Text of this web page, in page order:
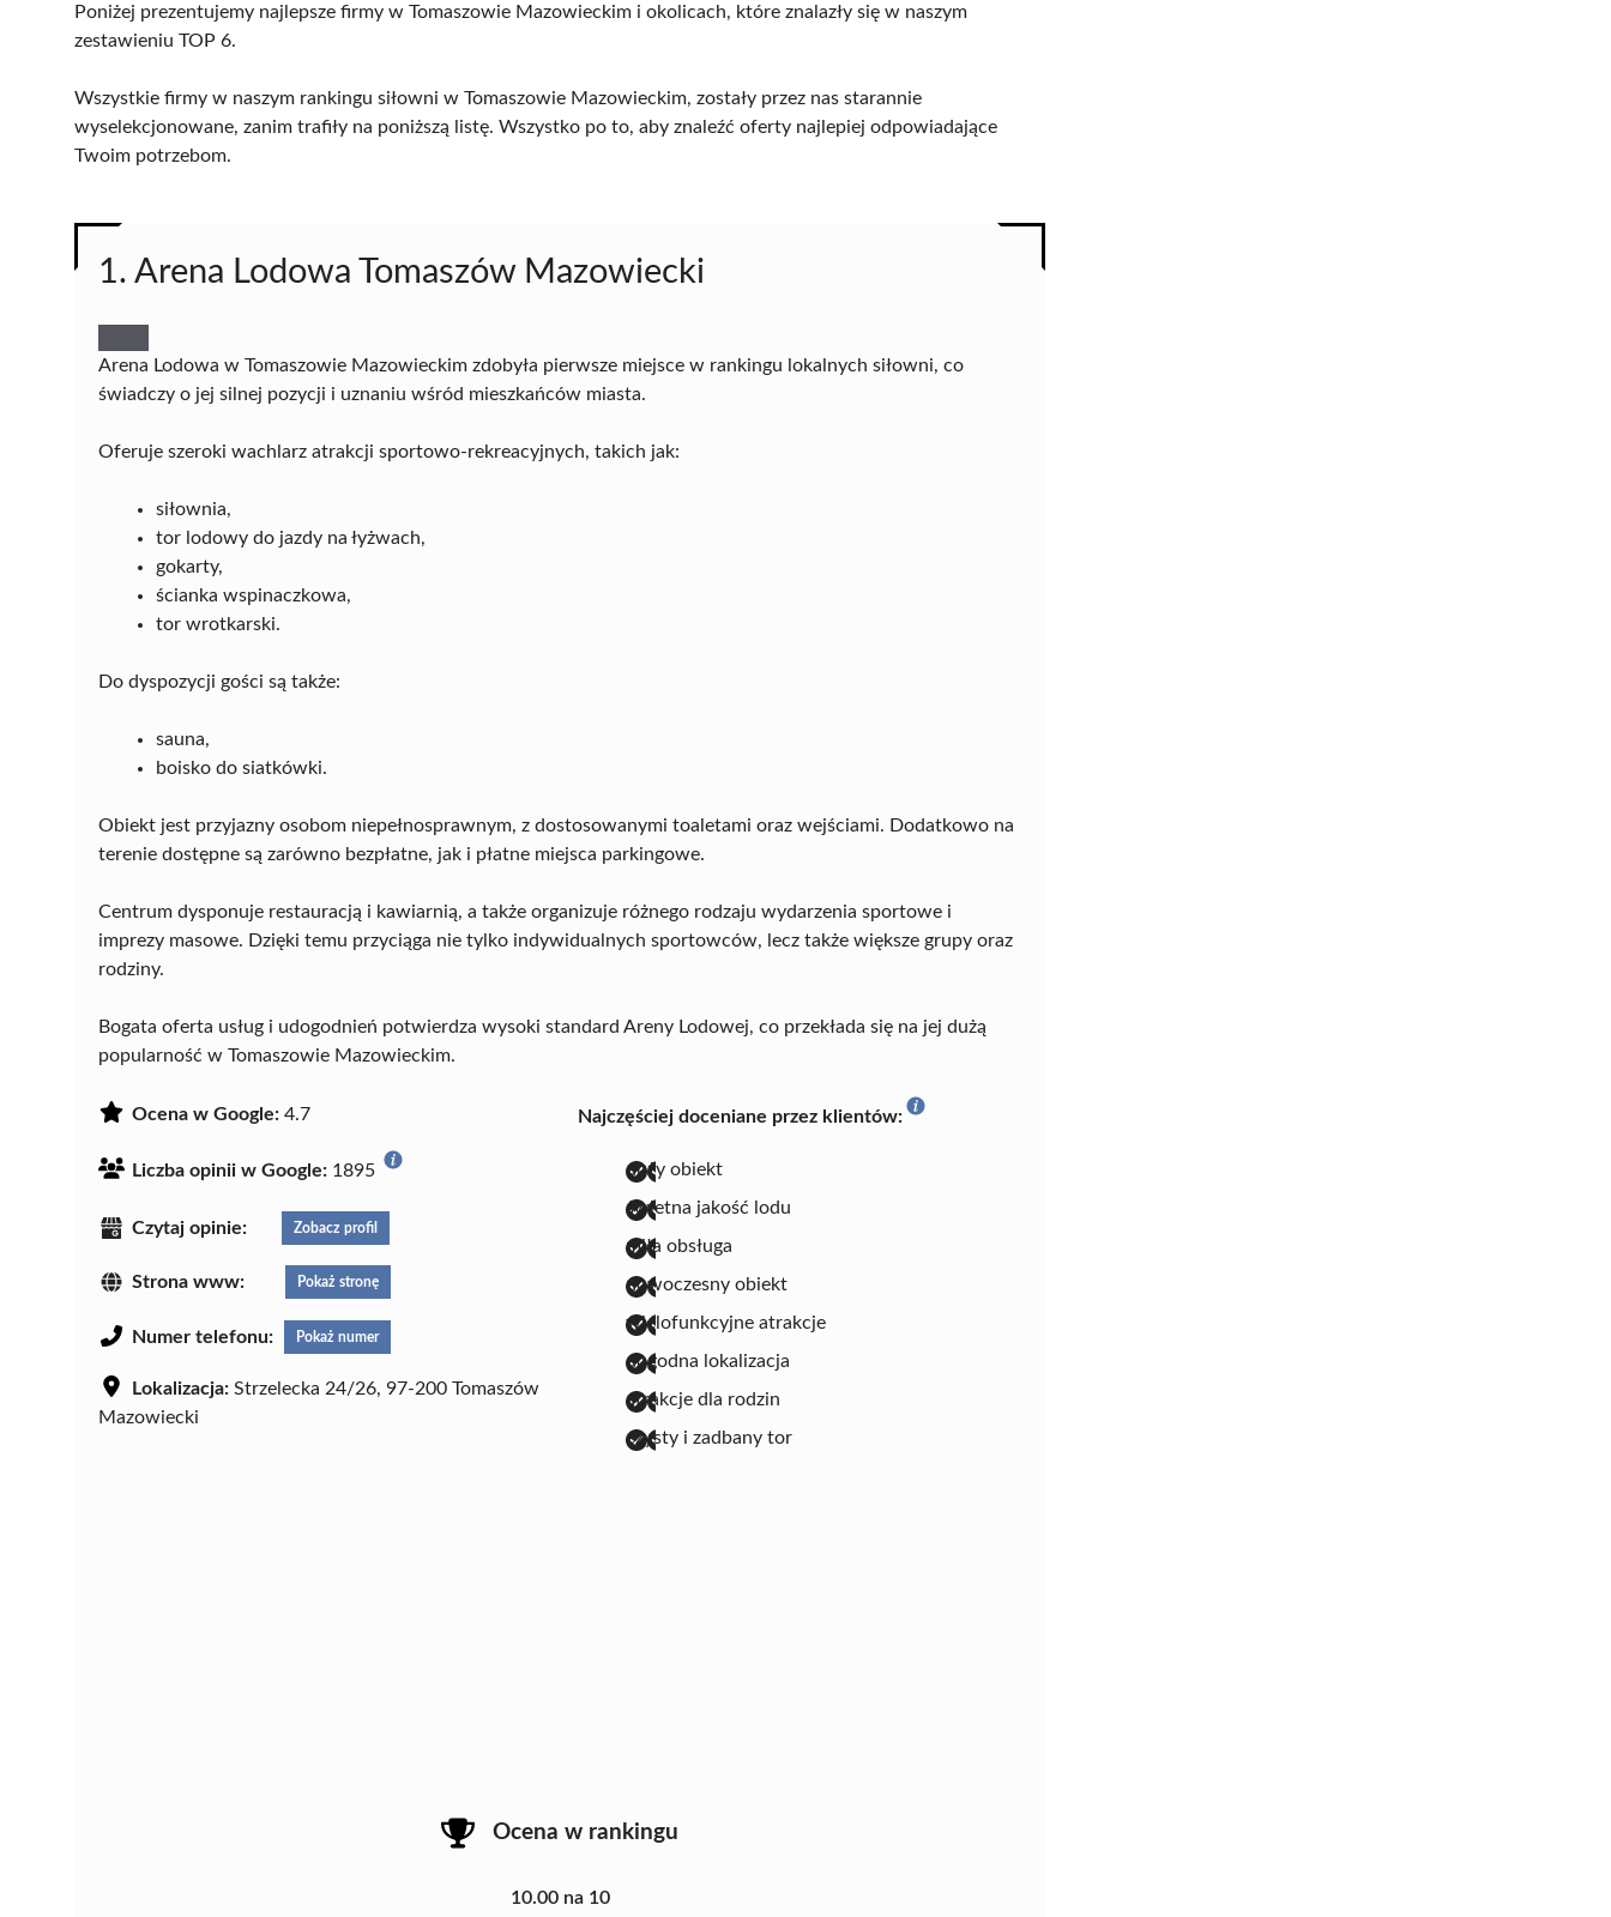
Poniżej prezentujemy najlepsze firmy w Tomaszowie Mazowieckim i okolicach, które znalazły się w naszym
zestawieniu TOP 6.
Wszystkie firmy w naszym rankingu siłowni w Tomaszowie Mazowieckim, zostały przez nas starannie
wyselekcjonowane, zanim trafiły na poniższą listę. Wszystko po to, aby znaleźć oferty najlepiej odpowiadające
Twoim potrzebom.
1. Arena Lodowa Tomaszów Mazowiecki
Arena Lodowa w Tomaszowie Mazowieckim zdobyła pierwsze miejsce w rankingu lokalnych siłowni, co
świadczy o jej silnej pozycji i uznaniu wśród mieszkańców miasta.
Oferuje szeroki wachlarz atrakcji sportowo-rekreacyjnych, takich jak:
siłownia,
tor lodowy do jazdy na łyżwach,
gokarty,
ścianka wspinaczkowa,
tor wrotkarski.
Do dyspozycji gości są także:
sauna,
boisko do siatkówki.
Obiekt jest przyjazny osobom niepełnosprawnym, z dostosowanymi toaletami oraz wejściami. Dodatkowo na
terenie dostępne są zarówno bezpłatne, jak i płatne miejsca parkingowe.
Centrum dysponuje restauracją i kawiarnią, a także organizuje różnego rodzaju wydarzenia sportowe i
imprezy masowe. Dzięki temu przyciąga nie tylko indywidualnych sportowców, lecz także większe grupy oraz
rodziny.
Bogata oferta usług i udogodnień potwierdza wysoki standard Areny Lodowej, co przekłada się na jej dużą
popularność w Tomaszowie Mazowieckim.
Ocena w Google: 4.7
Liczba opinii w Google: 1895
Czytaj opinie: Zobacz profil
Strona www: Pokaż stronę
Numer telefonu: Pokaż numer
Lokalizacja: Strzelecka 24/26, 97-200 Tomaszów
Mazowiecki
Najczęściej doceniane przez klientów:
duży obiekt
świetna jakość lodu
miła obsługa
nowoczesny obiekt
wielofunkcyjne atrakcje
dogodna lokalizacja
atrakcje dla rodzin
czysty i zadbany tor
Ocena w rankingu
10.00 na 10